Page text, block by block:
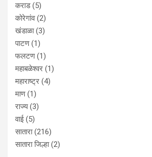
कराड(5)
कोरेगांव(2)
खंडाळा(3)
पाटण(1)
फलटण(1)
महाबळेश्वर (1)
महाराष्ट्र (4)
माण(1)
राज्य(3)
वाई (5)
सातारा(216)
सातारा जिल्हा(2)